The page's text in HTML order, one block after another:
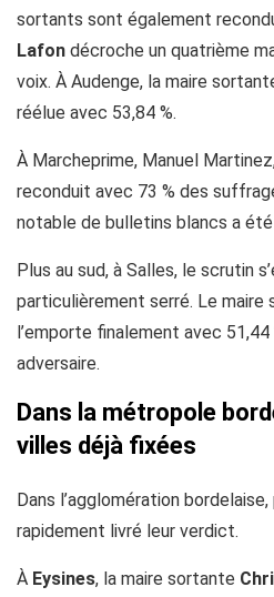
sortants sont également
Lafon décroche un quatrième
voix. À Audenge, la maire
réélue avec 53,84 %.
À Marcheprime, Manuel
reconduit avec 73 % des
notable de bulletins blancs a
Plus au sud, à Salles, le scrutin
particulièrement serré. Le maire
l’emporte finalement avec
adversaire.
Dans la métropole
villes déjà fixées
Dans l’agglomération
rapidement livré leur verdict.
À Eysines, la maire sortante